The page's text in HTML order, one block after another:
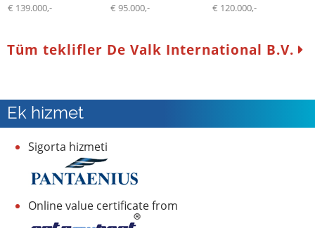
€ 139.000,-
€ 95.000,-
€ 120.000,-
Tüm teklifler De Valk International B.V.
Ek hizmet
Sigorta hizmeti
Online value certificate from